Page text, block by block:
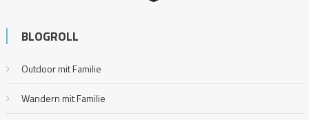
BLOGROLL
Outdoor mit Familie
Wandern mit Familie